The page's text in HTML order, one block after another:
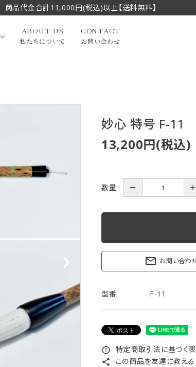
商品代金合計11,000円(税込)以上【送料無料】
オプション・その他
画筆・絵てがみ
贈り物（限定セット）
ABOUT US
私たちについて
CONTACT
お問い合わせ
妙心 特号 F-11
13,200円(税込)
数量 － ＋
mail_outline お問い合わ
型番: F-11
error_outline 特定商取引法に基づく
share この商品を友達に教える